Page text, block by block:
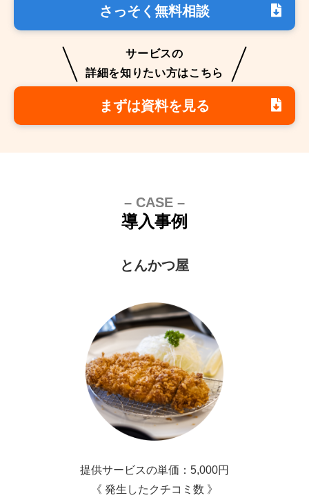
さっそく無料相談
サービスの
詳細を知りたい方はこちら
まずは資料を見る
– CASE –
導入事例
とんかつ屋
提供サービスの単価：5,000円
《 発生したクチコミ数 》